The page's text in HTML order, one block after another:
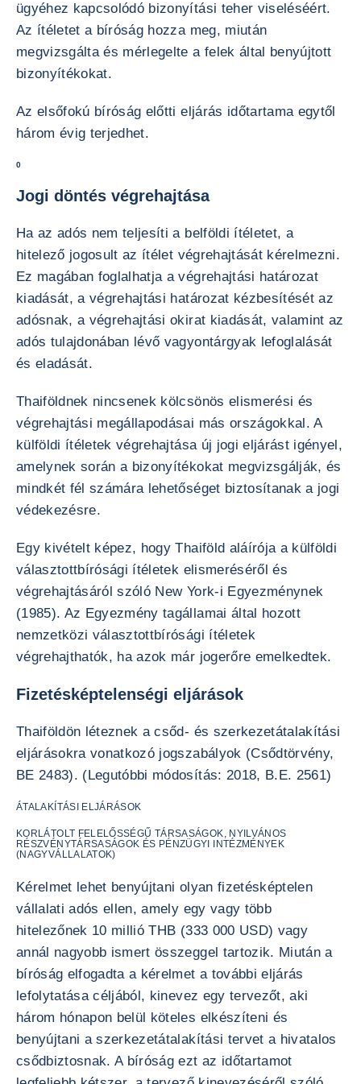
ügyéhez kapcsolódó bizonyítási teher viseléséért.
Az ítéletet a bíróság hozza meg, miután
megvizsgálta és mérlegelte a felek által benyújtott
bizonyítékokat.
Az elsőfokú bíróság előtti eljárás időtartama egytől
három évig terjedhet.
0
Jogi döntés végrehajtása
Ha az adós nem teljesíti a belföldi ítéletet, a
hitelező jogosult az ítélet végrehajtását kérelmezni.
Ez magában foglalhatja a végrehajtási határozat
kiadását, a végrehajtási határozat kézbesítését az
adósnak, a végrehajtási okirat kiadását, valamint az
adós tulajdonában lévő vagyontárgyak lefoglalását
és eladását.
Thaiföldnek nincsenek kölcsönös elismerési és
végrehajtási megállapodásai más országokkal. A
külföldi ítéletek végrehajtása új jogi eljárást igényel,
amelynek során a bizonyítékokat megvizsgálják, és
mindkét fél számára lehetőséget biztosítanak a jogi
védekezésre.
Egy kivételt képez, hogy Thaiföld aláírója a külföldi
választottbírósági ítéletek elismeréséről és
végrehajtásáról szóló New York-i Egyezménynek
(1985). Az Egyezmény tagállamai által hozott
nemzetközi választottbírósági ítéletek
végrehajthatók, ha azok már jogerőre emelkedtek.
Fizetésképtelenségi eljárások
Thaiföldön léteznek a csőd- és szerkezetátalakítási
eljárásokra vonatkozó jogszabályok (Csődtörvény,
BE 2483). (Legutóbbi módosítás: 2018, B.E. 2561)
ÁTALAKÍTÁSI ELJÁRÁSOK
KORLÁTOLT FELELŐSSÉGŰ TÁRSASÁGOK, NYILVÁNOS
RÉSZVÉNYTÁRSASÁGOK ÉS PÉNZÜGYI INTÉZMÉNYEK
(NAGYVÁLLALATOK)
Kérelmet lehet benyújtani olyan fizetésképtelen
vállalati adós ellen, amely egy vagy több
hitelezőnek 10 millió THB (333 000 USD) vagy
annál nagyobb ismert összeggel tartozik. Miután a
bíróság elfogadta a kérelmet a további eljárás
lefolytatása céljából, kinevez egy tervezőt, aki
három hónapon belül köteles elkészíteni és
benyújtani a szerkezetátalakítási tervet a hivatalos
csődbiztosnak. A bíróság ezt az időtartamot